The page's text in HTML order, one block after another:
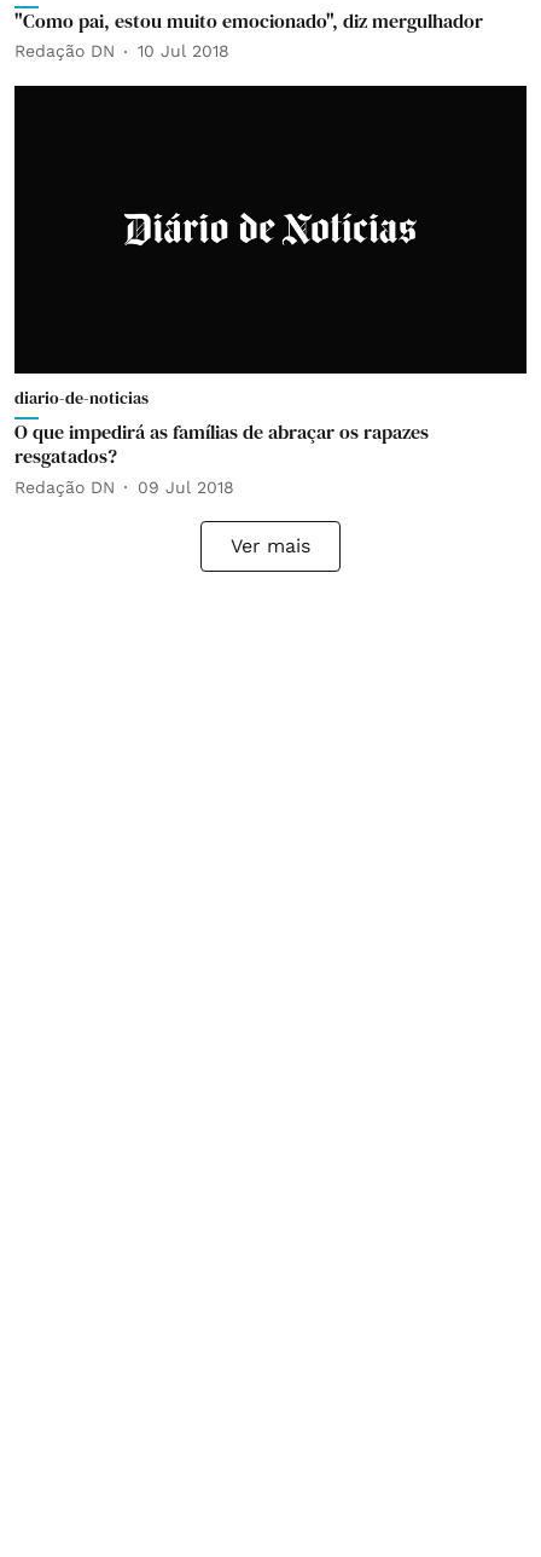
"Como pai, estou muito emocionado", diz mergulhador
Redação DN 10 Jul 2018
diario-de-noticias
O que impedirá as famílias de abraçar os rapazes
resgatados?
Redação DN 09 Jul 2018
Ver mais